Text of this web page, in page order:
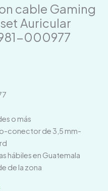
cable Gaming
Auricular
000977
o más
conector de 3,5 mm-
hábiles en Guatemala
de la zona